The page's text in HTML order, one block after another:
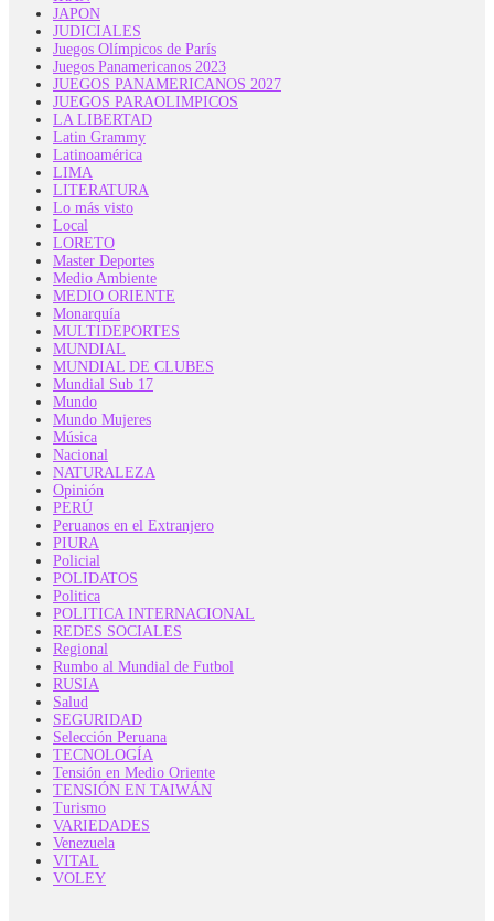
JAPON
JUDICIALES
Juegos Olímpicos de París
Juegos Panamericanos 2023
JUEGOS PANAMERICANOS 2027
JUEGOS PARAOLIMPICOS
LA LIBERTAD
Latin Grammy
Latinoamérica
LIMA
LITERATURA
Lo más visto
Local
LORETO
Master Deportes
Medio Ambiente
MEDIO ORIENTE
Monarquía
MULTIDEPORTES
MUNDIAL
MUNDIAL DE CLUBES
Mundial Sub 17
Mundo
Mundo Mujeres
Música
Nacional
NATURALEZA
Opinión
PERÚ
Peruanos en el Extranjero
PIURA
Policial
POLIDATOS
Politica
POLITICA INTERNACIONAL
REDES SOCIALES
Regional
Rumbo al Mundial de Futbol
RUSIA
Salud
SEGURIDAD
Selección Peruana
TECNOLOGÍA
Tensión en Medio Oriente
TENSIÓN EN TAIWÁN
Turismo
VARIEDADES
Venezuela
VITAL
VOLEY